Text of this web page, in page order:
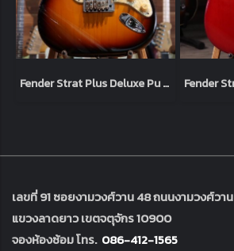
Fender Strat Plus Deluxe Pu 3-Color 1994 Sunburst (3.5kg)
เลขที่ 91 ซอยงามวงศ์วาน 48 ถนนงามวงศ์วาน
แขวงลาดยาว เขตจตุจักร 10900
จองห้องซ้อม โทร. 086-412-1565